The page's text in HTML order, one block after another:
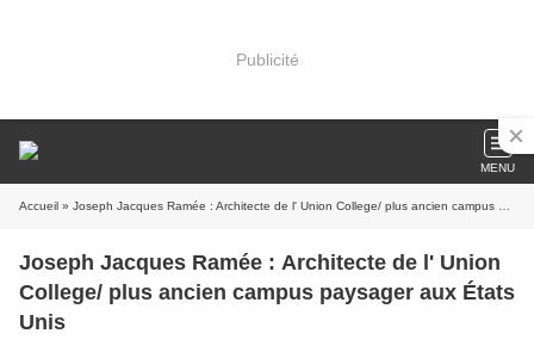
Publicité
MENU
Accueil » Joseph Jacques Ramée : Architecte de l' Union College/ plus ancien campus paysager aux États Unis
Joseph Jacques Ramée : Architecte de l' Union
College/ plus ancien campus paysager aux États
Unis